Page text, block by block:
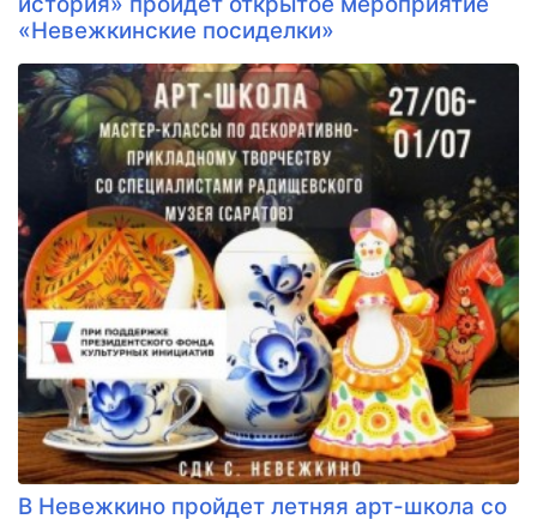
«Невежкинские посиделки»
В Невежкино пройдет летняя арт-школа со